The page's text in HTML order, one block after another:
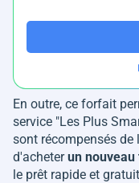
En outre, ce forfait
service "Les Plus
sont récompensés
d'acheterun
le prêt rapide et